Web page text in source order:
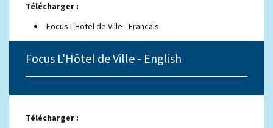
Télécharger :
Focus L'Hotel de Ville - Francais
Focus L'Hôtel de Ville - English
Télécharger :